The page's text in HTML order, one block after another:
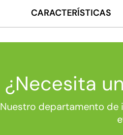
CARACTERÍSTICAS
¿Necesita
Nuestro departamento de